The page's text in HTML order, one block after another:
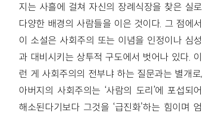
지는 사흘에 걸쳐 자신의 장례식장을 찾은 실로
다양한 배경의 사람들을 이은 것이다. 그 점에서
이 소설은 사회주의 또는 이념을 인정이나 심성
과 대비시키는 상투적 구도에서 벗어나 있다. 이
런 게 사회주의의 전부냐 하는 질문과는 별개로,
아버지의 사회주의는 ‘사람의 도리’에 포섭되어
해소된다기보다 그것을 ‘급진화’하는 힘이며 엄